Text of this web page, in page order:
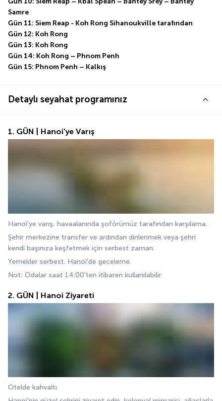
Samre
Gün 11: Siem Reap - Koh Rong Sihanoukville tarafından
Gün 12: Koh Rong
Gün 13: Koh Rong
Gün 14: Koh Rong – Phnom Penh
Gün 15: Phnom Penh – Kalkış
Detaylı seyahat programınız
1. GÜN | Hanoi'ye Varış
Hanoi'ye varış, havaalanında şoförümüz tarafından karşılama.
Şehir merkezine transfer ve ardından dinlenmek veya şehri
kendi başınıza keşfetmek için serbest zaman.
Yemekler serbest. Hanoi'de geceleme.
Not: Odalar saat 14:00'ten itibaren kullanılabilir.
2. GÜN | Hanoi Ziyareti
Otelde kahvaltı.